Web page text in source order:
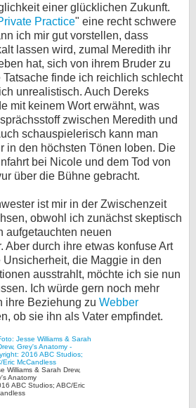
einer glücklichen Zukunft.
Practice" eine recht schwere
ich mir gut vorstellen, dass
lassen wird, zumal Meredith ihr
hat, sich von ihrem Bruder zu
finde ich reichlich schlecht
unrealistisch. Auch Dereks
mit keinem Wort erwähnt, was
zwischen Meredith und
schauspielerisch kann man
in den höchsten Tönen loben. Die
bei Nicole und dem Tod von
über die Bühne gebracht.
ist mir in der Zwischenzeit
obwohl ich zunächst skeptisch
aufgetauchten neuen
Aber durch ihre etwas konfuse Art
die Maggie in den
ausstrahlt, möchte ich sie nun
Ich würde gern noch mehr
ihre Beziehung zu Webber
ob sie ihn als Vater empfindet.
Williams & Sarah Drew,
Anatomy
ABC Studios; ABC/Eric